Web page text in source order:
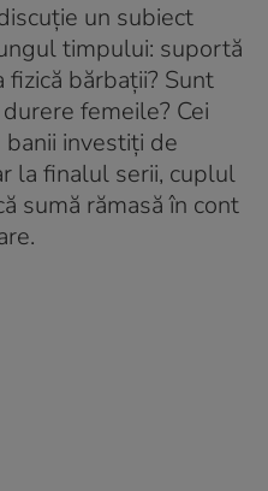
un subiect
timpului: suportă
bărbații? Sunt
femeile? Cei
investiți de
la finalul serii, cuplul
sumă rămasă în cont